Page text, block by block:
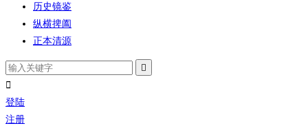
历史镜鉴
纵横捭阖
正本清源


登陆
注册